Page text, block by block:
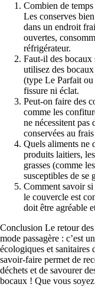
Combien de
Les conserves
dans un endroit
ouvertes,
réfrigérateur.
Faut-il des bocaux
utilisez des
(type Le Parfait ou
fissure ni éclat.
Peut-on faire des
comme les
ne nécessitent pas
conservées au
Quels aliments ne
produits laitiers,
grasses (comme
susceptibles de se
Comment savoir
le couvercle est
doit être agréable
Conclusion Le retour des
mode passagère : c’est
écologiques et sanitaires
savoir-faire permet de
déchets et de savourer
bocaux ! Que vous